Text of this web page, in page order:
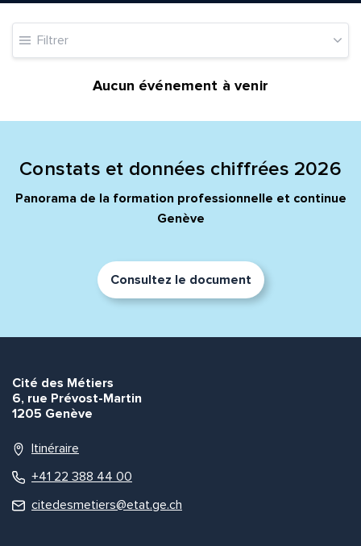
Filtrer
Aucun événement à venir
Constats et données chiffrées 2026
Panorama de la formation professionnelle et continue
Genève
Consultez le document
Cité des Métiers
6, rue Prévost-Martin
1205 Genève
Itinéraire
+41 22 388 44 00
citedesmetiers@etat.ge.ch
Message*
Commentaire*